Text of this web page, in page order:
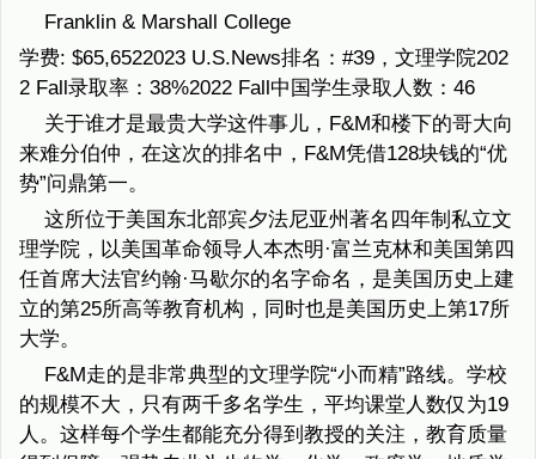
Franklin & Marshall College
学费: $65,6522023 U.S.News排名：#39，文理学院202
2 Fall录取率：38%2022 Fall中国学生录取人数：46
关于谁才是最贵大学这件事儿，F&M和楼下的哥大向
来难分伯仲，在这次的排名中，F&M凭借128块钱的“优
势”问鼎第一。
这所位于美国东北部宾夕法尼亚州著名四年制私立文
理学院，以美国革命领导人本杰明·富兰克林和美国第四
任首席大法官约翰·马歇尔的名字命名，是美国历史上建
立的第25所高等教育机构，同时也是美国历史上第17所
大学。
F&M走的是非常典型的文理学院“小而精”路线。学校
的规模不大，只有两千多名学生，平均课堂人数仅为19
人。这样每个学生都能充分得到教授的关注，教育质量